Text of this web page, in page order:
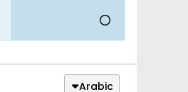
Arabic